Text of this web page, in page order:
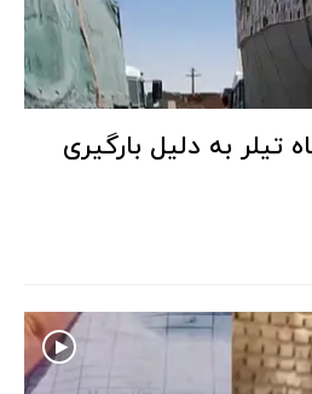
تیلر به دلیل بارگیری